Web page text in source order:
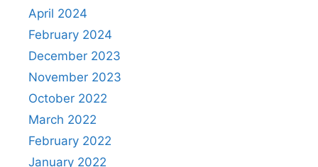
April 2024
February 2024
December 2023
November 2023
October 2022
March 2022
February 2022
January 2022